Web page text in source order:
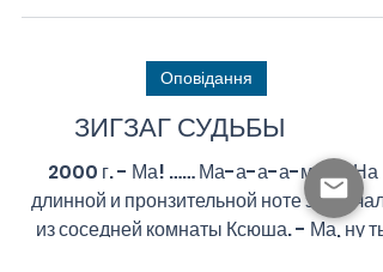
Оповідання
ЗИГЗАГ СУДЬБЫ
2000 г. - Ма! …… Ма-а-а-а-м!!! - На
длинной и пронзительной ноте закричала
из соседней комнаты Ксюша. - Ма, ну ты